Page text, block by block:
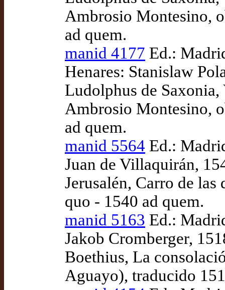
Ambrosio Montesino,
ad quem.
manid 4177 Ed.:
Henares: Stanislaw
Ludolphus de
Ambrosio Montesino,
ad quem.
manid 5564 Ed.:
Juan de Villaquirán,
Jerusalén, Carro de
quo - 1540 ad quem.
manid 5163 Ed.:
Jakob Cromberger,
Boethius, La
Aguayo), traducido